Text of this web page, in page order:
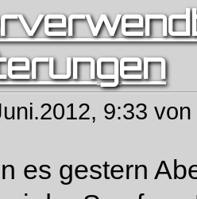
9:33
es gestern